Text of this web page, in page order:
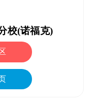
校(诺福克)